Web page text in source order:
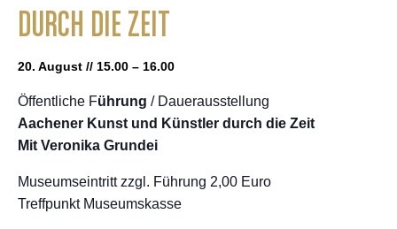
DURCH DIE ZEIT
20. August // 15.00 – 16.00
Öffentliche Führung / Dauerausstellung
Aachener Kunst und Künstler durch die Zeit
Mit Veronika Grundei
Museumseintritt zzgl. Führung 2,00 Euro
Treffpunkt Museumskasse